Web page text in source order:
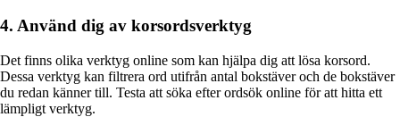
4. Använd dig av korsordsverktyg
Det finns olika verktyg online som kan hjälpa dig att lösa korsord.
Dessa verktyg kan filtrera ord utifrån antal bokstäver och de bokstäver
du redan känner till. Testa att söka efter ordsök online för att hitta ett
lämpligt verktyg.